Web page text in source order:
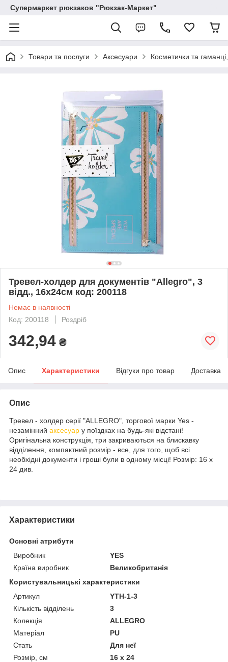
Супермаркет рюкзаков "Рюкзак-Маркет"
Товари та послуги Аксесуари Косметички та
Тревел-холдер для документів "Allegro", 3
відд., 16х24см код: 200118
Немає в наявності
Код: 200118
Роздріб
342,94 ₴
Опис Характеристики Відгуки про товар Доставка
Опис
Тревел - холдер серії "ALLEGRO", торгової марки Yes -
незамінний аксесуар у поїздках на будь-які відстані!
Оригінальна конструкція, три закриваються на блискавку
відділення, компактний розмір - все, для того, щоб всі
необхідні документи і гроші були в одному місці! Розмір: 16 х
24 див.
Характеристики
Основні атрибути
Виробник
YES
Країна виробник
Великобританія
Користувальницькі характеристики
Артикул
YTH-1-3
Кількість відділень
3
Колекція
ALLEGRO
Матеріал
PU
Стать
Для неї
Розмір, см
16 х 24